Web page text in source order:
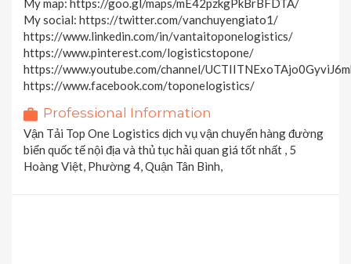
My map: https://goo.gl/maps/mE42pzkgPkBrBFDTA/
My social: https://twitter.com/vanchuyengiato1/
https://www.linkedin.com/in/vantaitoponelogistics/
https://www.pinterest.com/logisticstopone/
https://www.youtube.com/channel/
https://www.facebook.com/toponelogistics/
Professional Information
Vận Tải Top One Logistics dịch vụ vận chuyển hàng đường
biển quốc tế nội địa và thủ tục hải quan giá tốt nhất , 5
Hoàng Việt, Phường 4, Quận Tân Bình,